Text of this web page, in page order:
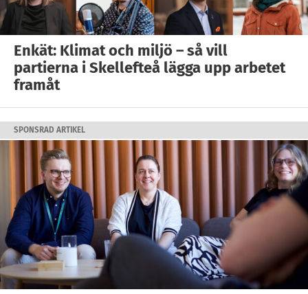
Enkät: Klimat och miljö – så vill
partierna i Skellefteå lägga upp arbetet
framåt
SPONSRAD ARTIKEL